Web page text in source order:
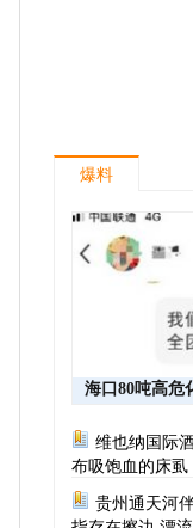
爆料
海口80吨高危
维也纳国际
布吸饱血的床虱
有虫员工反怪顾
贵州通天河